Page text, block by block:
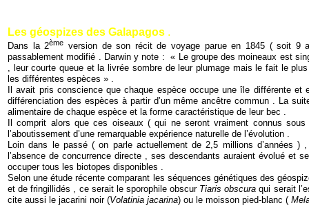
Les géospizes des Galapagos .
Dans la 2ème version de son récit de voyage parue en 1845 ( soit 9
passablement modifié . Darwin y note : « Le groupe des moineaux est
, leur courte queue et la livrée sombre de leur plumage mais le fait le
les différentes espèces » .
Il avait pris conscience que chaque espèce occupe une île différente et
différenciation des espèces à partir d’un même ancêtre commun . La
alimentaire de chaque espèce et la forme caractéristique de leur bec .
Il comprit alors que ces oiseaux ( qui ne seront vraiment connus
l’aboutissement d’une remarquable expérience naturelle de l’évolution .
Loin dans le passé ( on parle actuellement de 2,5 millions d’années
l’absence de concurrence directe , ses descendants auraient évolué et
occuper tous les biotopes disponibles .
Selon une étude récente comparant les séquences génétiques des
et de fringillidés , ce serait le sporophile obscur Tiaris obscura qui serait
cite aussi le jacarini noir (Volatinia jacarina) ou le moisson pied-blanc (